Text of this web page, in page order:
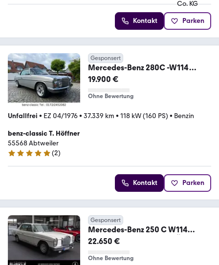
Kontakt Parken
Gesponsert
Mercedes-Benz 280C -W114
Coupé
19.900 €
Ohne Bewertung
Unfallfrei • EZ 04/1976• 37.339 km • 118 kW (160 PS) • Benzin
benz-classic T. Höffner
55568 Abtweiler
5 Sterne
(2)
Kontakt Parken
Gesponsert
Mercedes-Benz 250 C W114
Coupé - 35 Jahre im AH BÜRKLE
22.650 €
Ohne Bewertung